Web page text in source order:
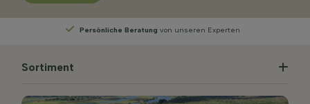
Persönliche Beratung von unseren Experten
Sortiment